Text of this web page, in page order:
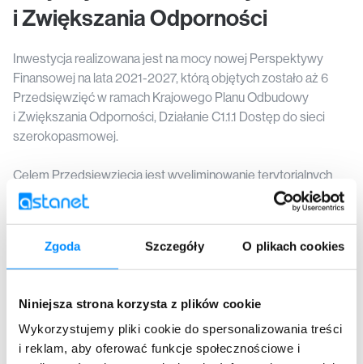
Zgoda Szczegóły O plikach cookies
Niniejsza strona korzysta z plików cookie
Wykorzystujemy pliki cookie do spersonalizowania treści
i reklam, aby oferować funkcje społecznościowe i
i Zwiększania Odporności
Inwestycja realizowana jest na mocy nowej Perspektywy
Finansowej na lata 2021-2027, którą objętych zostało aż 6
Przedsięwzięć w ramach Krajowego Planu Odbudowy
i Zwiększania Odporności, Działanie C1.1.1 Dostęp do sieci
szerokopasmowej.
Celem Przedsięwzięcia jest wyeliminowanie terytorialnych
różnic w możliwości dostępu do szerokopasmowego
Internetu o wysokich przepustowościach. W wyniku
o długości prawie 5,5 tys. km, która umożliwi objęcie
zasięgiem ponad 23 tys. punktów adresowych.
Powiat pilski Powiat chodzieski
Powiat sławieński
Powiat kołobrzeski
Powiat koszaliński Powiat białogardzki